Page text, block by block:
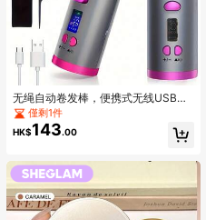
无绳自动卷发棒，便携式无线USB充
电自动旋转陶瓷卷发棒，美发造型工
具
僅剩1件
HK$143.00